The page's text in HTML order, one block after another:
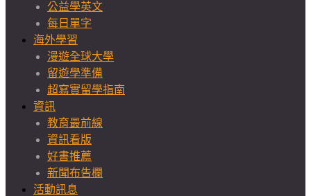
公益學英文
每日單字
海外學習
漫遊全球大學
留遊學準備
超寫實留學指南
資訊
教育最前線
資訊看版
好書推薦
新聞布告欄
活動訊息